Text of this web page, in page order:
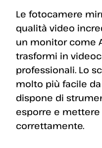
Le fotocamere
qualità video
un monitor come
trasformi in
professionali. Lo
molto più facile
dispone di
esporre e mettere
correttamente.